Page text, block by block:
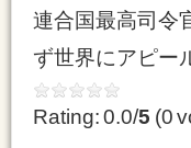
連合国最高司令
ず世界にアピー
Rating: 0.0/5 (0